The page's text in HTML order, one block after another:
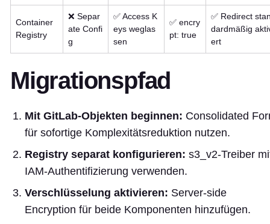
Container
Registry
❌ Separ
ate Confi
g
✅ Access K
eys weglas
sen
✅ encry
pt: true
✅ Redirect
dardmäßig
ert
Migrationspfad
Mit GitLab-Objekten beginnen: Consolidated
für sofortige Komplexitätsreduktion nutzen.
Registry separat konfigurieren: s3_v2-Treiber
IAM-Authentifizierung verwenden.
Verschlüsselung aktivieren: Server-side
Encryption für beide Komponenten hinzufügen.